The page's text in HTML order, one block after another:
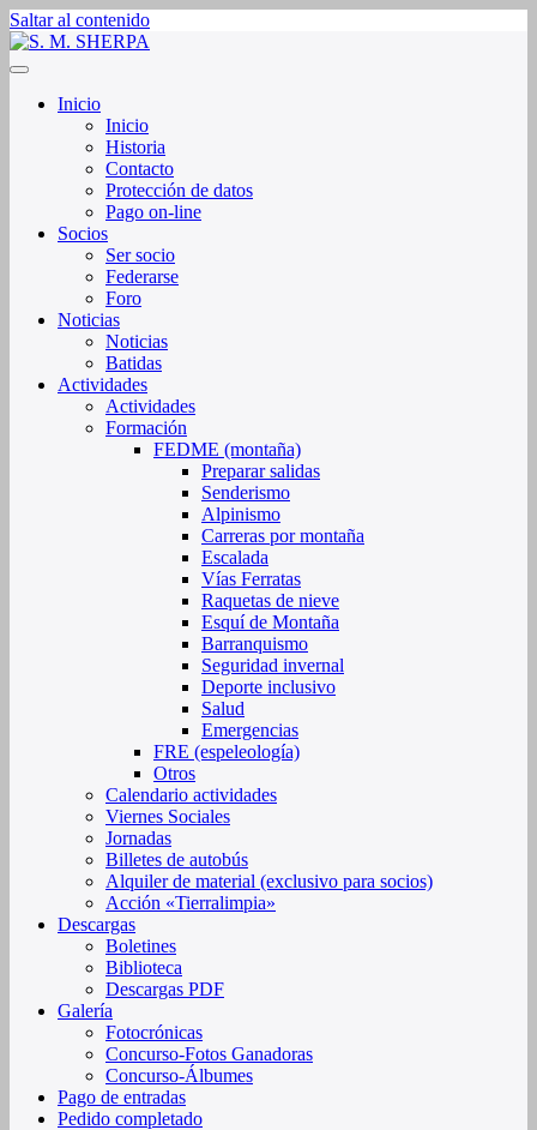
Saltar al contenido
S. M. SHERPA
Sociedad de Montaña Sherpa de La Rioja
Inicio
Inicio
Historia
Contacto
Protección de datos
Pago on-line
Socios
Ser socio
Federarse
Foro
Noticias
Noticias
Batidas
Actividades
Actividades
Formación
FEDME (montaña)
Preparar salidas
Senderismo
Alpinismo
Carreras por montaña
Escalada
Vías Ferratas
Raquetas de nieve
Esquí de Montaña
Barranquismo
Seguridad invernal
Deporte inclusivo
Salud
Emergencias
FRE (espeleología)
Otros
Calendario actividades
Viernes Sociales
Jornadas
Billetes de autobús
Alquiler de material (exclusivo para socios)
Acción «Tierralimpia»
Descargas
Boletines
Biblioteca
Descargas PDF
Galería
Fotocrónicas
Concurso-Fotos Ganadoras
Concurso-Álbumes
Pago de entradas
Pedido completado